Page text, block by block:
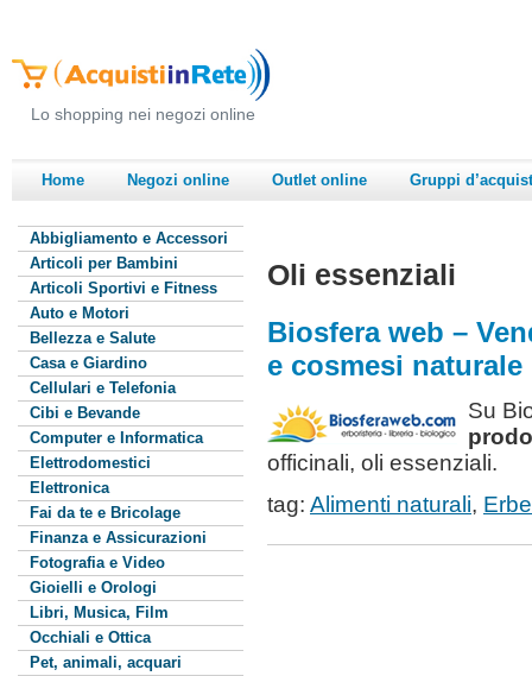
Lo shopping nei negozi online
Home Negozi online Outlet online Gruppi
Abbigliamento e Accessori
Articoli per Bambini
Articoli Sportivi e Fitness
Auto e Motori
Bellezza e Salute
Casa e Giardino
Cellulari e Telefonia
Cibi e Bevande
Computer e Informatica
Elettrodomestici
Elettronica
Fai da te e Bricolage
Finanza e Assicurazioni
Fotografia e Video
Gioielli e Orologi
Libri, Musica, Film
Occhiali e Ottica
Pet, animali, acquari
Oli essenziali
Biosfera web –
e cosmesi naturale
Su
officinali, oli essenziali.
tag: Alimenti naturali,